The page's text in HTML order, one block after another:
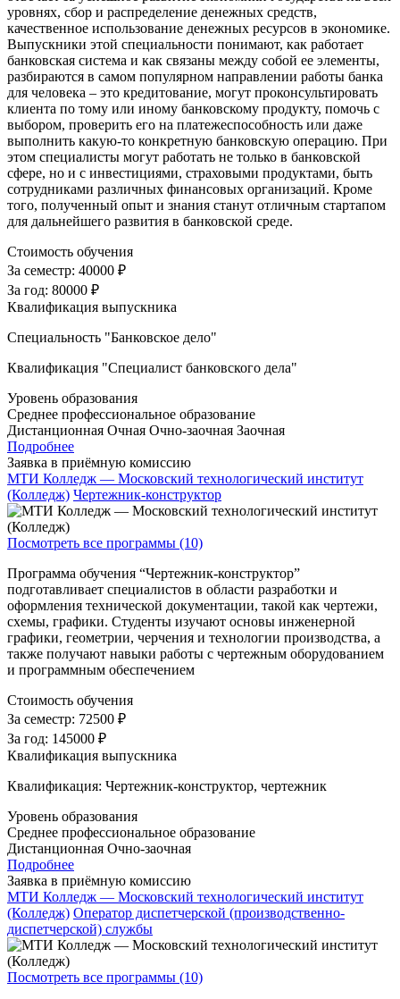
уровнях, сбор и распределение денежных средств,
качественное использование денежных ресурсов в экономике.
Выпускники этой специальности понимают, как работает
банковская система и как связаны между собой ее элементы,
разбираются в самом популярном направлении работы банка
для человека – это кредитование, могут проконсультировать
клиента по тому или иному банковскому продукту, помочь с
выбором, проверить его на платежеспособность или даже
выполнить какую-то конкретную банковскую операцию. При
этом специалисты могут работать не только в банковской
сфере, но и с инвестициями, страховыми продуктами, быть
сотрудниками различных финансовых организаций. Кроме
того, полученный опыт и знания станут отличным стартапом
для дальнейшего развития в банковской среде.
Стоимость обучения
За семестр: 40000 ₽
За год: 80000 ₽
Квалификация выпускника
Специальность "Банковское дело"
Квалификация "Специалист банковского дела"
Уровень образования
Среднее профессиональное образование
Дистанционная Очная Очно-заочная Заочная
Подробнее
Заявка в приёмную комиссию
МТИ Колледж — Московский технологический институт
(Колледж) Чертежник-конструктор
Посмотреть все программы (10)
Программа обучения “Чертежник-конструктор”
подготавливает специалистов в области разработки и
оформления технической документации, такой как чертежи,
схемы, графики. Студенты изучают основы инженерной
графики, геометрии, черчения и технологии производства, а
также получают навыки работы с чертежным оборудованием
и программным обеспечением
Стоимость обучения
За семестр: 72500 ₽
За год: 145000 ₽
Квалификация выпускника
Квалификация: Чертежник-конструктор, чертежник
Уровень образования
Среднее профессиональное образование
Дистанционная Очно-заочная
Подробнее
Заявка в приёмную комиссию
МТИ Колледж — Московский технологический институт
(Колледж) Оператор диспетчерской (производственно-
диспетчерской) службы
Посмотреть все программы (10)